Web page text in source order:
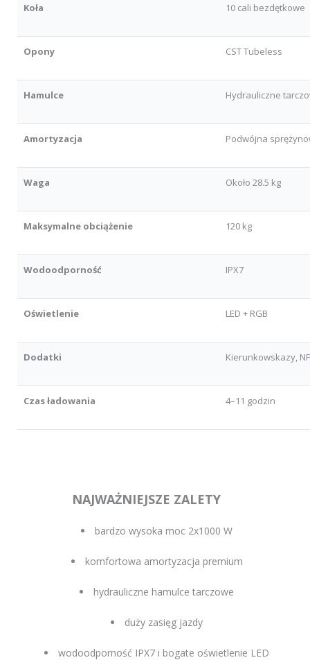
Koła 10 cali bezdętkowe
Opony CST Tubeless
Hamulce Hydrauliczne
Amortyzacja Podwójna
Waga Około 28.5 kg
Maksymalne obciążenie 120 kg
Wodoodporność IPX7
Oświetlenie LED + RGB
Dodatki Kierunkowskazy,
Czas ładowania 4–11 godzin
NAJWAŻNIEJSZE ZALETY
bardzo wysoka moc 2x1000 W
komfortowa amortyzacja premium
hydrauliczne hamulce tarczowe
duży zasięg jazdy
wodoodporność IPX7 i bogate oświetlenie LED